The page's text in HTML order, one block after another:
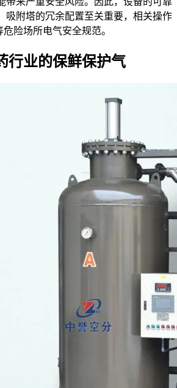
吸附塔的冗余配置至关重要，相关操作
险场所电气安全规范。
行业的保鲜保护气